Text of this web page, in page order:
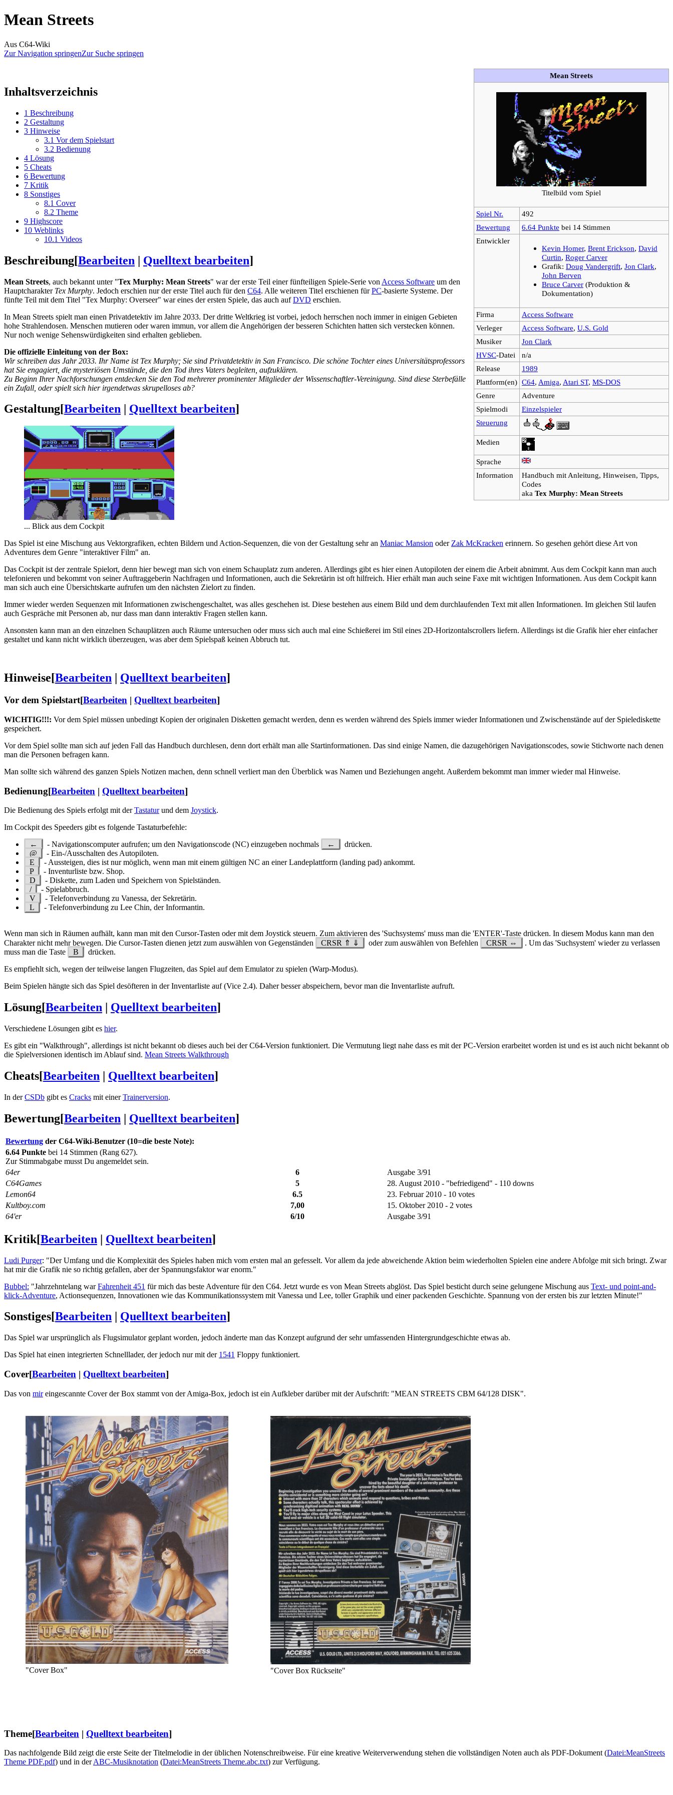
Mean Streets
Aus C64-Wiki
Zur Navigation springenZur Suche springen
Mean Streets
Titelbild vom Spiel
Spiel Nr.
492
Bewertung
6.64 Punkte bei 14 Stimmen
Entwickler
Kevin Homer, Brent Erickson, David
Curtin, Roger Carver
Grafik: Doug Vandergrift, Jon Clark,
John Berven
Bruce Carver (Produktion &
Dokumentation)
Firma
Access Software
Verleger
Access Software, U.S. Gold
Musiker
Jon Clark
HVSC-Datei
n/a
Release
1989
Plattform(en) C64, Amiga, Atari ST, MS-DOS
Genre
Adventure
Spielmodi
Einzelspieler
Steuerung
Medien
Sprache
Information
Handbuch mit Anleitung, Hinweisen, Tipps,
Codes
aka Tex Murphy: Mean Streets
Inhaltsverzeichnis
1 Beschreibung
2 Gestaltung
3 Hinweise
3.1 Vor dem Spielstart
3.2 Bedienung
4 Lösung
5 Cheats
6 Bewertung
7 Kritik
8 Sonstiges
8.1 Cover
8.2 Theme
9 Highscore
10 Weblinks
10.1 Videos
Beschreibung[Bearbeiten | Quelltext bearbeiten]
Mean Streets, auch bekannt unter "Tex Murphy: Mean Streets" war der erste Teil einer fünfteiligen Spiele-Serie von Access Software um den
Hauptcharakter Tex Murphy. Jedoch erschien nur der erste Titel auch für den C64. Alle weiteren Titel erschienen fürPC-basierte Systeme. Der
fünfte Teil mit dem Titel "Tex Murphy: Overseer" war eines der ersten Spiele, das auch aufDVD erschien.
In Mean Streets spielt man einen Privatdetektiv im Jahre 2033. Der dritte Weltkrieg ist vorbei, jedoch herrschen noch immer in einigen Gebieten
hohe Strahlendosen. Menschen mutieren oder waren immun, vor allem die Angehörigen der besseren Schichten hatten sich verstecken können.
Nur noch wenige Sehenswürdigkeiten sind erhalten geblieben.
Die offizielle Einleitung von der Box:
Wir schreiben das Jahr 2033. Ihr Name ist Tex Murphy; Sie sind Privatdetektiv in San Francisco. Die schöne Tochter eines Universitätsprofessors
hat Sie engagiert, die mysteriösen Umstände, die den Tod ihres Vaters begleiten, aufzuklären.
Zu Beginn Ihrer Nachforschungen entdecken Sie den Tod mehrerer prominenter Mitglieder der Wissenschaftler-Vereinigung. Sind diese Sterbefälle
ein Zufall, oder spielt sich hier irgendetwas skrupelloses ab?
Gestaltung[Bearbeiten Quelltext bearbeiten]
... Blick aus dem Cockpit
Das Spiel ist eine Mischung aus Vektorgrafiken, echten Bildern und Action-Sequenzen, die von der Gestaltung sehr an Maniac Mansion oder Zak McKracken erinnern. So gesehen gehört diese Art von
Adventures dem Genre "interaktiver Film" an.
Das Cockpit ist der zentrale Spielort, denn hier bewegt man sich von einem Schauplatz zum anderen. Allerdings gibt es hier einen Autopiloten der einem die Arbeit abnimmt. Aus dem Cockpit kann man auch
telefonieren und bekommt von seiner Auftraggeberin Nachfragen und Informationen, auch die Sekretärin ist oft hilfreich. Hier erhält man auch seine Faxe mit wichtigen Informationen. Aus dem Cockpit kann
man sich auch eine Übersichtskarte aufrufen um den nächsten Zielort zu finden.
Immer wieder werden Sequenzen mit Informationen zwischengeschaltet, was alles geschehen ist. Diese bestehen aus einem Bild und dem durchlaufenden Text mit allen Informationen. Im gleichen Stil laufen
auch Gespräche mit Personen ab, nur dass man dann interaktiv Fragen stellen kann.
Ansonsten kann man an den einzelnen Schauplätzen auch Räume untersuchen oder muss sich auch mal eine Schießerei im Stil eines 2D-Horizontalscrollers liefern. Allerdings ist die Grafik hier eher einfacher
gestaltet und kann nicht wirklich überzeugen, was aber dem Spielspaß keinen Abbruch tut.
Hinweise[Bearbeiten Quelltext bearbeiten]
Vor dem Spielstart[Bearbeiten | Quelltext bearbeiten]
WICHTIG!!!: Vor dem Spiel müssen unbedingt Kopien der originalen Disketten gemacht werden, denn es werden während des Spiels immer wieder Informationen und Zwischenstände auf der Spielediskette
gespeichert.
Vor dem Spiel sollte man sich auf jeden Fall das Handbuch durchlesen, denn dort erhält man alle Startinformationen. Das sind einige Namen, die dazugehörigen Navigationscodes, sowie Stichworte nach denen
man die Personen befragen kann.
Man sollte sich während des ganzen Spiels Notizen machen, denn schnell verliert man den Überblick was Namen und Beziehungen angeht. Außerdem bekommt man immer wieder mal Hinweise.
Bedienung[Bearbeiten | Quelltext bearbeiten]
Die Bedienung des Spiels erfolgt mit derTastaturund dem Joystick.
Im Cockpit des Speeders gibt es folgende Tastaturbefehle:
←
- Navigationscomputer aufrufen; um den Navigationscode (NC) einzugeben nochmals ←
drücken.
@
- Ein-/Ausschalten des Autopiloten.
E
- Aussteigen, dies ist nur möglich, wenn man mit einem gültigen NC an einer Landeplattform (landing pad) ankommt.
P
- Inventurliste bzw. Shop.
D
- Diskette, zum Laden und Speichern von Spielständen.
/
- Spielabbruch.
V
- Telefonverbindung zu Vanessa, der Sekretärin.
L
- Telefonverbindung zu Lee Chin, der Informantin.
Wenn man sich in Räumen aufhält, kann man mit den Cursor-Tasten oder mit dem Joystick steuern. Zum aktivieren des 'Suchsystems' muss man die 'ENTER'-Taste drücken. In diesem Modus kann man den
Charakter nicht mehr bewegen. Die Cursor-Tasten dienen jetzt zum auswählen von Gegenständen
CRSR ⇑ ⇓ oder zum auswählen von Befehlen CRSR ⇔
. Um das 'Suchsystem' wieder zu verlassen
muss man die Taste
B
drücken.
Es empfiehlt sich, wegen der teilweise langen Flugzeiten, das Spiel auf dem Emulator zu spielen (Warp-Modus).
Beim Spielen hängte sich das Spiel desöfteren in der Inventarliste auf (Vice 2.4). Daher besser abspeichern, bevor man die Inventarliste aufruft.
Lösung[Bearbeiten Quelltext bearbeiten]
Verschiedene Lösungen gibt es hier.
Es gibt ein "Walkthrough", allerdings ist nicht bekannt ob dieses auch bei der C64-Version funktioniert. Die Vermutung liegt nahe dass es mit der PC-Version erarbeitet worden ist und es ist auch nicht bekannt ob
die Spielversionen identisch im Ablauf sind. Mean Streets Walkthrough
Cheats[Bearbeiten | Quelltext bearbeiten]
In derCSDb gibt es Cracks mit einerTrainerversion.
Bewertung[Bearbeiten | Quelltext bearbeiten]
Bewertung der C64-Wiki-Benutzer (10=die beste Note):
6.64 Punkte bei 14 Stimmen (Rang 627).
Zur Stimmabgabe musst Du angemeldet sein.
64er
6
Ausgabe 3/91
C64Games
5
28. August 2010 - "befriedigend" - 110 downs
Lemon64
6.5
23. Februar 2010 - 10 votes
Kultboy.com
7,00
15. Oktober 2010 - 2 votes
64'er
6/10 Ausgabe 3/91
Kritik[Bearbeiten | Quelltext bearbeiten]
Ludi Purger: "Der Umfang und die Komplexität des Spieles haben mich vom ersten mal an gefesselt. Vor allem da jede abweichende Aktion beim wiederholten Spielen eine andere Abfolge mit sich bringt. Zwar
hat mir die Grafik nie so richtig gefallen, aber der Spannungsfaktor war enorm."
Bubbel: "Jahrzehntelang warFahrenheit 451 für mich das beste Adventure für den C64. Jetzt wurde es von Mean Streets abglöst. Das Spiel besticht durch seine gelungene Mischung aus Text- und point-and-
klick-Adventure, Actionsequenzen, Innovationen wie das Kommunikationssystem mit Vanessa und Lee, toller Graphik und einer packenden Geschichte. Spannung von der ersten bis zur letzten Minute!"
Sonstiges[Bearbeiten Quelltext bearbeiten]
Das Spiel war ursprünglich als Flugsimulator geplant worden, jedoch änderte man das Konzept aufgrund der sehr umfassenden Hintergrundgeschichte etwas ab.
Das Spiel hat einen integrierten Schnelllader, der jedoch nur mit der 1541 Floppy funktioniert.
Cover[Bearbeiten | Quelltext bearbeiten]
Das von mireingescannte Cover der Box stammt von der Amiga-Box, jedoch ist ein Aufkleber darüber mit der Aufschrift: "MEAN STREETS CBM 64/128 DISK".
"Cover Box" "Cover Box Rückseite"
Theme[Bearbeiten | Quelltext bearbeiten]
Das nachfolgende Bild zeigt die erste Seite der Titelmelodie in der üblichen Notenschreibweise. Für eine kreative Weiterverwendung stehen die vollständigen Noten auch als PDF-Dokument (Datei:MeanStreets
Theme PDF.pdf) und in derABC-Musiknotation (Datei:MeanStreets Theme.abc.txt) zur Verfügung.